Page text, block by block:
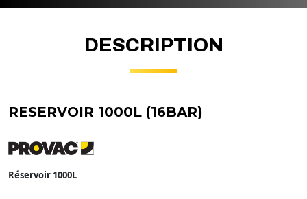
DESCRIPTION
RESERVOIR 1000L (16BAR)
Réservoir 1000L